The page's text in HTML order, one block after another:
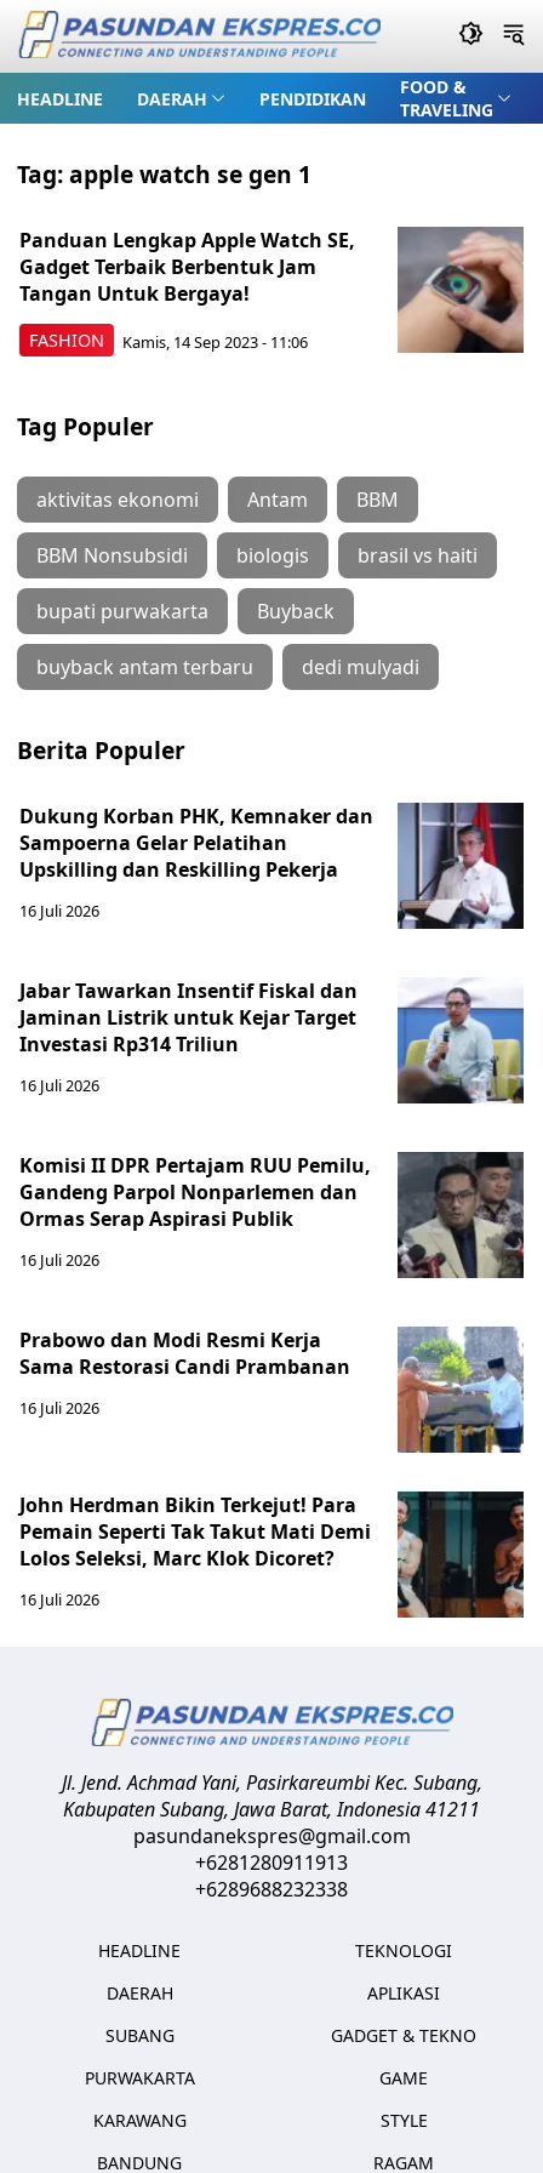
HEADLINE DAERAH PENDIDIKAN
FOOD &
TRAVELING
Tag:apple watch se gen 1
FASHION
Panduan Lengkap Apple Watch SE,
Gadget Terbaik Berbentuk Jam
Tangan Untuk Bergaya!
Kamis, 14 Sep 2023 - 11:06
Tag Populer
aktivitas ekonomi Antam BBM
BBM Nonsubsidi biologis brasil vs haiti
bupati purwakarta Buyback
buyback antam terbaru dedi mulyadi
Berita Populer
Dukung Korban PHK, Kemnaker dan
Sampoerna Gelar Pelatihan
Upskilling dan Reskilling Pekerja
16 Juli 2026
Jabar Tawarkan Insentif Fiskal dan
Jaminan Listrik untuk Kejar Target
Investasi Rp314 Triliun
16 Juli 2026
Komisi II DPR Pertajam RUU Pemilu,
Gandeng Parpol Nonparlemen dan
Ormas Serap Aspirasi Publik
16 Juli 2026
Prabowo dan Modi Resmi Kerja
Sama Restorasi Candi Prambanan
16 Juli 2026
John Herdman Bikin Terkejut! Para
Pemain Seperti Tak Takut Mati Demi
Lolos Seleksi, Marc Klok Dicoret?
16 Juli 2026
Jl. Jend. Achmad Yani, Pasirkareumbi Kec. Subang,
Kabupaten Subang, Jawa Barat,Indonesia41211
pasundanekspres@gmail.com
+6281280911913
+6289688232338
HEADLINE
DAERAH
SUBANG
PURWAKARTA
KARAWANG
BANDUNG
TEKNOLOGI
APLIKASI
GADGET & TEKNO
GAME
STYLE
RAGAM